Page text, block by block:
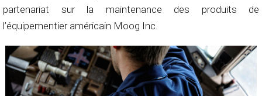
partenariat sur la maintenance des produits de
l’équipementier américain Moog Inc.